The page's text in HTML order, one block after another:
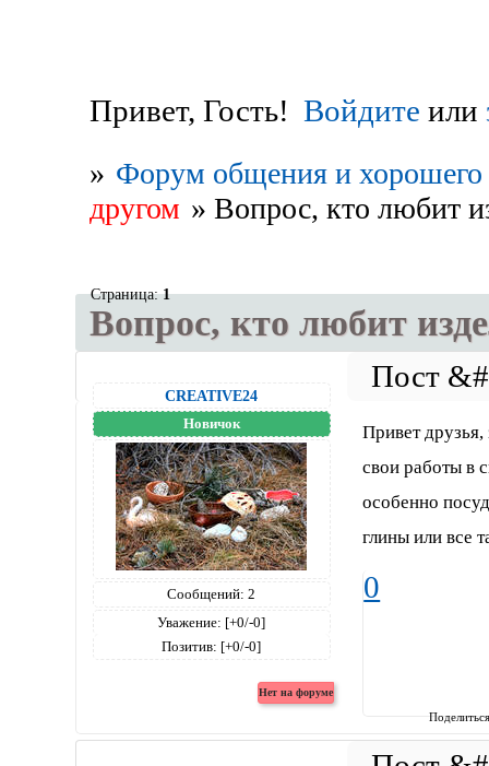
Привет, Гость! Войдите или
» Форум общения и хорошего
другом » Вопрос, кто любит
Вопрос, кто любит
Страница:1
CREATIVE24
Новичок
Сообщений: 2
Уважение: [+0/-0]
Позитив: [+0/-0]
Привет
свои работы в
особенно
глины или все
0